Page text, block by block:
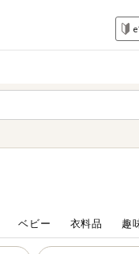
ベビー 衣料品 趣